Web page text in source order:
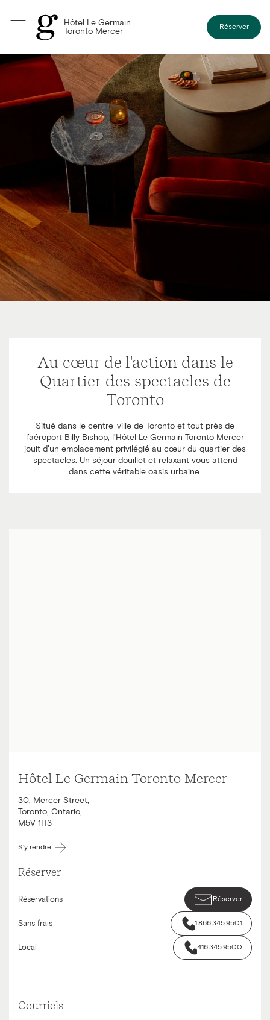
Hôtel Le Germain
Toronto Mercer
Réserver
Au cœur de l'action dans le
Quartier des spectacles de
Toronto
Situé dans le centre-ville de Toronto et tout près de
l’aéroport Billy Bishop, l’Hôtel Le Germain Toronto Mercer
jouit d'un emplacement privilégié au cœur du quartier des
spectacles. Un séjour douillet et relaxant vous attend
dans cette véritable oasis urbaine.
Hôtel Le Germain Toronto Mercer
30, Mercer Street,
Toronto, Ontario,
M5V 1H3
S'y rendre
Réserver
Réservations Réserver
Sans frais 1.866.345.9501
Local 416.345.9500
Courriels